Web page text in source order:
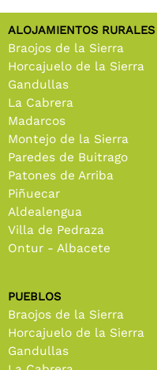
ALOJAMIENTOS RURALES
Braojos de la Sierra
Horcajuelo de la Sierra
Gandullas
La Cabrera
Madarcos
Montejo de la Sierra
Paredes de Buitrago
Patones de Arriba
Piñuecar
Aldealengua
Villa de Pedraza
Ontur - Albacete
PUEBLOS
Braojos de la Sierra
Horcajuelo de la Sierra
Gandullas